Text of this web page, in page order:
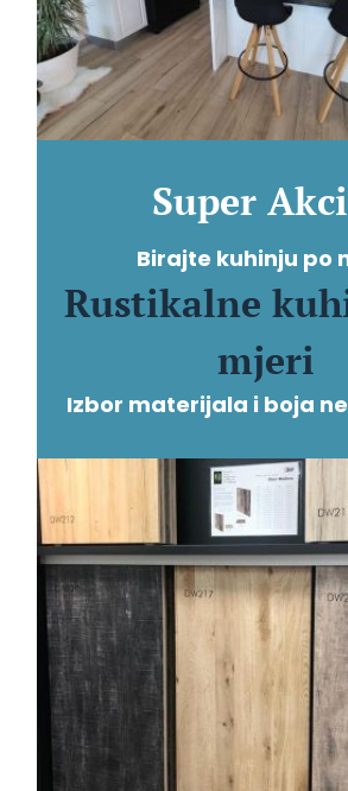
Super
Birajte kuhinju po
Rustikalne
mjeri
Izbor materijala i boja